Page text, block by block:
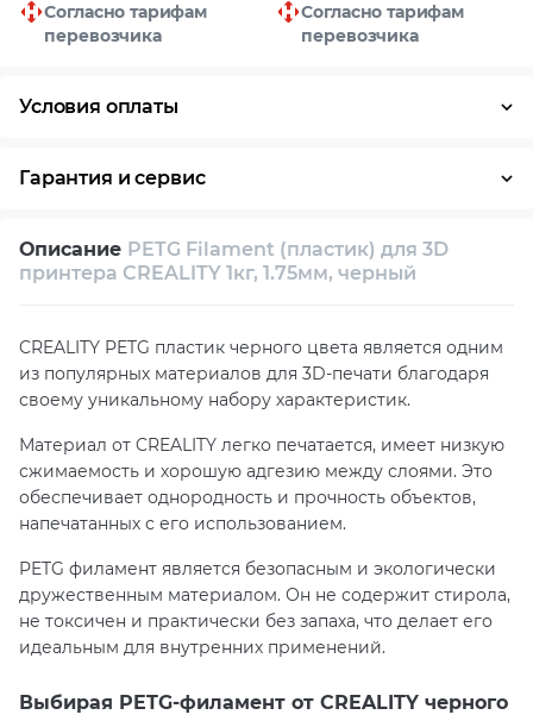
Согласно тарифам
перевозчика
Согласно тарифам
перевозчика
Условия оплаты
Гарантия и сервис
Возврат и обмен в течение 14 дней
Техническая поддержка Консультация
Описание PETG Filament (пластик) для 3D
принтера CREALITY 1кг, 1.75мм, черный
CREALITY PETG пластик черного цвета является одним
из популярных материалов для 3D-печати благодаря
своему уникальному набору характеристик.
Материал от CREALITY легко печатается, имеет низкую
сжимаемость и хорошую адгезию между слоями. Это
обеспечивает однородность и прочность объектов,
напечатанных с его использованием.
PETG филамент является безопасным и экологически
дружественным материалом. Он не содержит стирола,
не токсичен и практически без запаха, что делает его
идеальным для внутренних применений.
Выбирая PETG-филамент от CREALITY черного